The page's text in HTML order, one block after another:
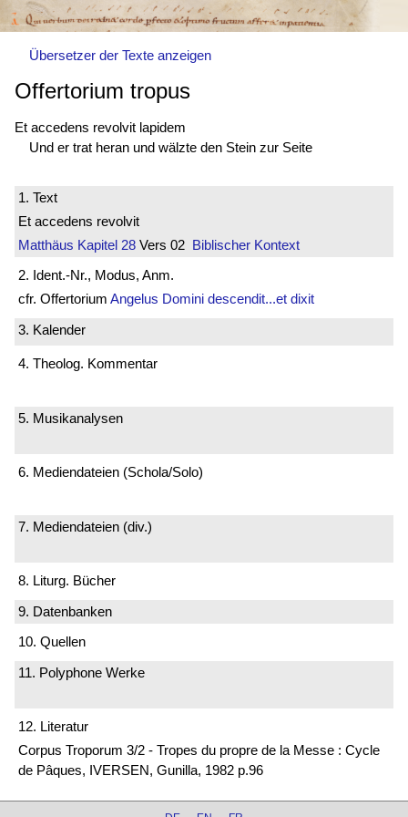
Übersetzer der Texte anzeigen
Offertorium tropus
Et accedens revolvit lapidem
Und er trat heran und wälzte den Stein zur Seite
1. Text
Et accedens revolvit
Matthäus Kapitel 28 Vers 02 Biblischer Kontext
2. Ident.-Nr., Modus, Anm.
cfr. Offertorium Angelus Domini descendit...et dixit
3. Kalender
4. Theolog. Kommentar
5. Musikanalysen
6. Mediendateien (Schola/Solo)
7. Mediendateien (div.)
8. Liturg. Bücher
9. Datenbanken
10. Quellen
11. Polyphone Werke
12. Literatur
Corpus Troporum 3/2 - Tropes du propre de la Messe : Cycle
de Pâques, IVERSEN, Gunilla, 1982 p.96